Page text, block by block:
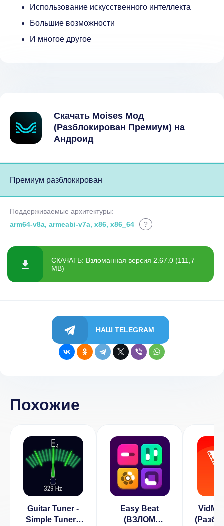
Использование искусственного интеллекта
Большие возможности
И многое другое
Скачать Moises Мод
(Разблокирован Премиум) на
Андроид
Премиум разблокирован
Поддерживаемые архитектуры:
arm64-v8a, armeabi-v7a, x86, x86_64
?
СКАЧАТЬ: Взломанная версия 2.67.0 (111,7
MB)
НАШ TELEGRAM
Похожие
Guitar Tuner -
Simple Tuners
Easy Beat
(ВЗЛОМ